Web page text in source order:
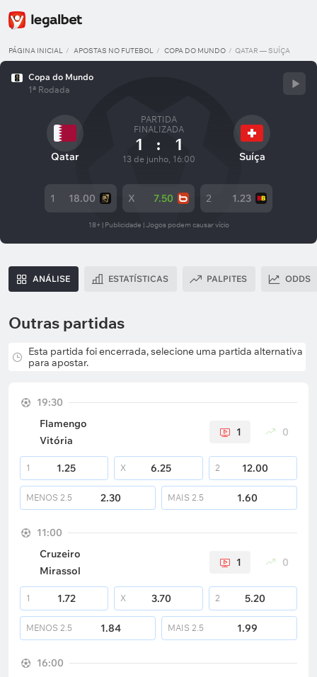
PÁGINA INICIAL APOSTAS NO FUTEBOL COPA DO MUNDO QATAR — SUÍÇA
Copa do Mundo
1ª Rodada
Qatar
PARTIDA
FINALIZADA
1 : 1
13 de junho, 16:00 Suíça
1 18.00 X 7.50 2 1.23
18+ | Publicidade | Jogos podem causar vício
ANÁLISE ESTATÍSTICAS PALPITES ODDS
Outras partidas
Esta partida foi encerrada, selecione uma partida alternativa
para apostar.
19:30
Flamengo
Vitória
1 0
1 1.25 X 6.25 2 12.00
MENOS 2.5 2.30 MAIS 2.5 1.60
11:00
Cruzeiro
Mirassol
1 0
1 1.72 X 3.70 2 5.20
MENOS 2.5 1.84 MAIS 2.5 1.99
16:00